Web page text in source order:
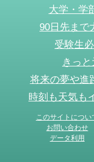
大学・学
90日先まで
受験生
きっ
将来の夢や進
時刻も天気も
このサイトについ
お問い合わせ
データ利用